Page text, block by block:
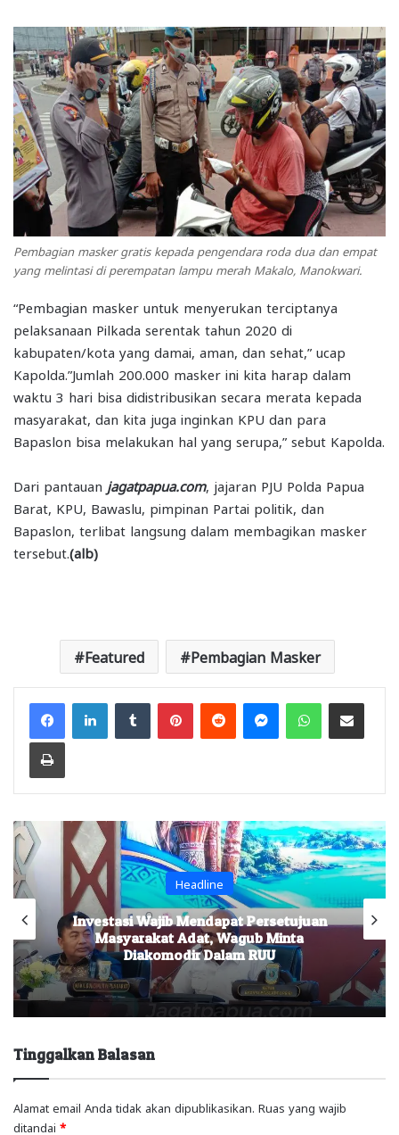
Pembagian masker gratis kepada pengendara roda dua dan empat
yang melintasi di perempatan lampu merah Makalo, Manokwari.
“Pembagian masker untuk menyerukan terciptanya
pelaksanaan Pilkada serentak tahun 2020 di
kabupaten/kota yang damai, aman, dan sehat,” ucap
Kapolda.”Jumlah 200.000 masker ini kita harap dalam
waktu 3 hari bisa didistribusikan secara merata kepada
masyarakat, dan kita juga inginkan KPU dan para
Bapaslon bisa melakukan hal yang serupa,” sebut Kapolda.
Dari pantauan jagatpapua.com, jajaran PJU Polda Papua
Barat, KPU, Bawaslu, pimpinan Partai politik, dan
Bapaslon, terlibat langsung dalam membagikan masker
tersebut.(alb)
Featured Pembagian Masker
FacebookLinkedInTumblr PinterestReddit MessengerWhatsAppShare via Email
Print
Adat
Baleg DPR RI Serap Aspirasi di Papua
Barat, Percepat Penyusunan RUU
Masyarakat Adat
Tinggalkan Balasan
Alamat email Anda tidak akan dipublikasikan. Ruas yang wajib
ditandai *